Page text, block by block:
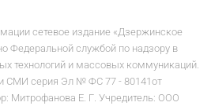
сетевое издание «Дзержинское
Федеральной службой по надзору в
технологий и массовых коммуникаций.
СМИ серия Эл № ФС 77 - 80141от
Митрофанова Е. Г. Учредитель: ООО